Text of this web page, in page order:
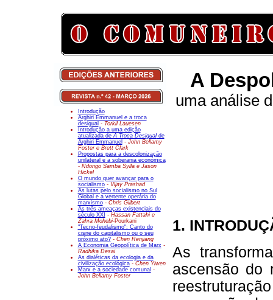
Introdução
Arghiri Emmanuel e a troca
desigual - Torkil Lauesen
Introdução a uma edição
atualizada deA Troca Desigualde
Arghiri Emmanuel - John Bellamy
Foster e Brett Clark
Propostas para a descolonização
unilateral e a soberania económica
- Ndongo Samba Sylla e Jason
Hickel
O mundo quer avançar para o
socialismo- Vijay Prashad
As lutas pelo socialismo no Sul
Global e a vertente operária do
marxismo- Chris Gilbert
As três ameaças existenciais do
século XXI - Hassan Fattahi e
Zahra Mohebi-Pourkani
"Tecno-feudalismo": Canto do
cisne do capitalismo ou o seu
próximo ato? - Chen Renjiang
A Economia Geopolítica de Marx-
Radhika Desai
As dialéticas da ecologia e da
civilização ecológica - Chen Yiwen
Marx e a sociedade comunal -
John Bellamy Foster
A
uma análise
1.
As
ascensão do